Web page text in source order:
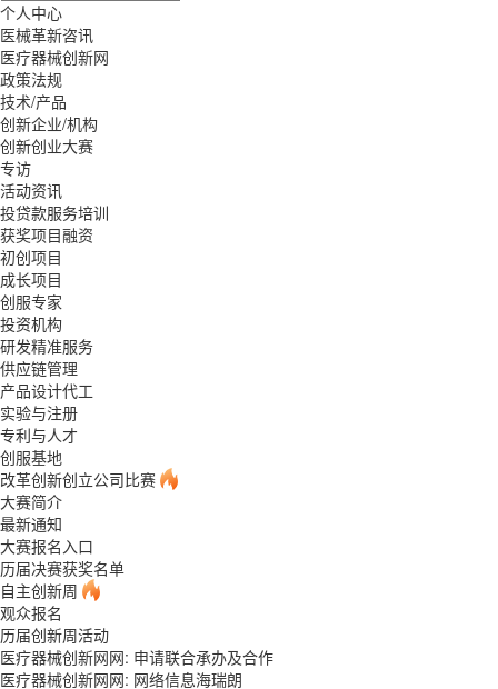
个人中心
医械革新咨讯
医疗器械创新网
政策法规
技术/产品
创新企业/机构
创新创业大赛
专访
活动资讯
投贷款服务培训
获奖项目融资
初创项目
成长项目
创服专家
投资机构
研发精准服务
供应链管理
产品设计代工
实验与注册
专利与人才
创服基地
改革创新创立公司比赛
大赛简介
最新通知
大赛报名入口
历届决赛获奖名单
自主创新周
观众报名
历届创新周活动
医疗器械创新网网: 申请联合承办及合作
医疗器械创新网网: 网络信息海瑞朗